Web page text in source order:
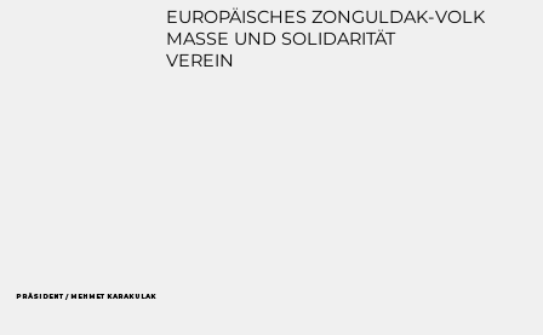
EUROPÄISCHES ZONGULDAK-VOLK
MASSE UND SOLIDARITÄT
VEREIN
PRÄSIDENT / MEHMET KARAKULAK